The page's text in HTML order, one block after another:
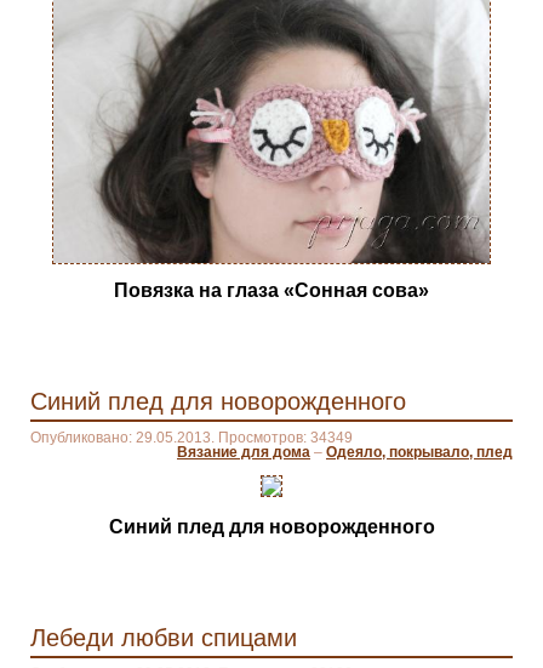
Повязка на глаза «Сонная сова»
Синий плед для новорожденного
Опубликовано: 29.05.2013. Просмотров: 34349
Вязание для дома – Одеяло, покрывало, плед
Синий плед для новорожденного
Лебеди любви спицами